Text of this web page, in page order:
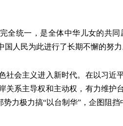
统一，是全体中华儿女的共同
人民为此进行了长期不懈的努力
会主义进入新时代。在以习近
关系主导权和主动权，有力维
力极力搞“以台制华”，企图阻